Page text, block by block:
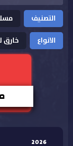
التصنيف
الانواع
خارق
2026